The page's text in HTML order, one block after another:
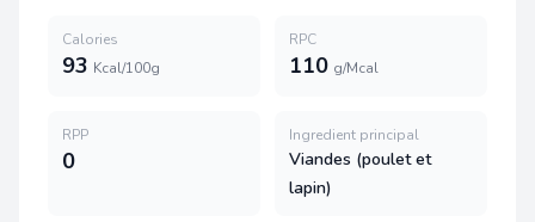
Calories
93 Kcal/100g
RPC
110 g/Mcal
RPP
0
Ingredient principal
Viandes (poulet et
lapin)